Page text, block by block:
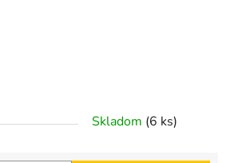
Skladom (6 ks)